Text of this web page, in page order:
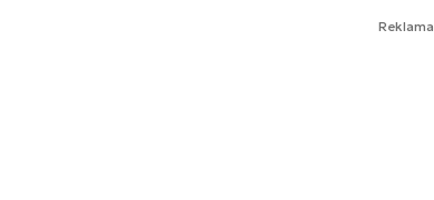
Reklama